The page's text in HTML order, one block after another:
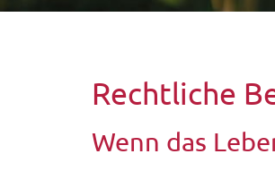
Rechtliche
Wenn das